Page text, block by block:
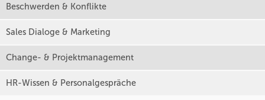
Beschwerden & Konflikte
Sales Dialoge & Marketing
Change- & Projektmanagement
HR-Wissen & Personalgespräche